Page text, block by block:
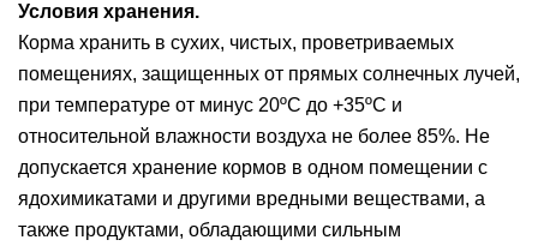
Условия хранения.
Корма хранить в сухих, чистых, проветриваемых
помещениях, защищенных от прямых солнечных лучей,
при температуре от минус 20ºС до +35ºС и
относительной влажности воздуха не более 85%. Не
допускается хранение кормов в одном помещении с
ядохимикатами и другими вредными веществами, а
также продуктами, обладающими сильным